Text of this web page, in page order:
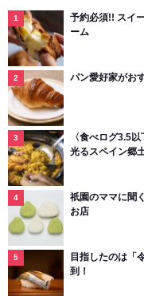
予約必須!! スイ
ーム
パン愛好家がお
〈食べログ3.5
光るスペイン郷
祇園のママに聞
お店
目指したのは「
到！